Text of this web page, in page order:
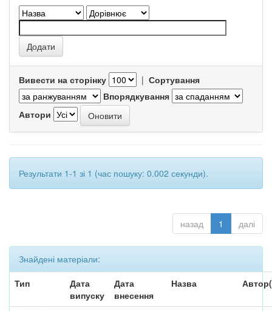
Вивести на сторінку | Сортування
Впорядкування
Автори
Результати 1-1 зі 1 (час пошуку: 0.002 секунди).
назад 1 далі
Знайдені матеріали:
Тип
Дата
випуску
Дата
внесення
Назва